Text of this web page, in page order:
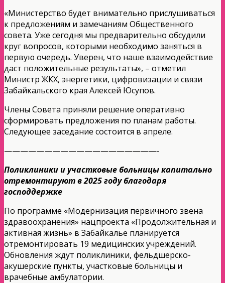
«Министерство будет внимательно прислушиваться
к предложениям и замечаниям Общественного
совета. Уже сегодня мы предварительно обсудили
круг вопросов, которыми необходимо заняться в
первую очередь. Уверен, что наше взаимодействие
даст положительные результаты», – отметил
Министр ЖКХ, энергетики, цифровизации и связи
Забайкальского края Алексей Юсупов.
Члены Совета приняли решение оперативно
сформировать предложения по планам работы.
Следующее заседание состоится в апреле.
———————————————————-
Поликлиники и участковые больницы капитально
отремонтируют в 2025 году благодаря
господдержке
По программе «Модернизация первичного звена
здравоохранения» нацпроекта «Продолжительная и
активная жизнь» в Забайкалье планируется
отремонтировать 19 медицинских учреждений.
Обновления ждут поликлиники, фельдшерско-
акушерские пункты, участковые больницы и
врачебные амбулатории.